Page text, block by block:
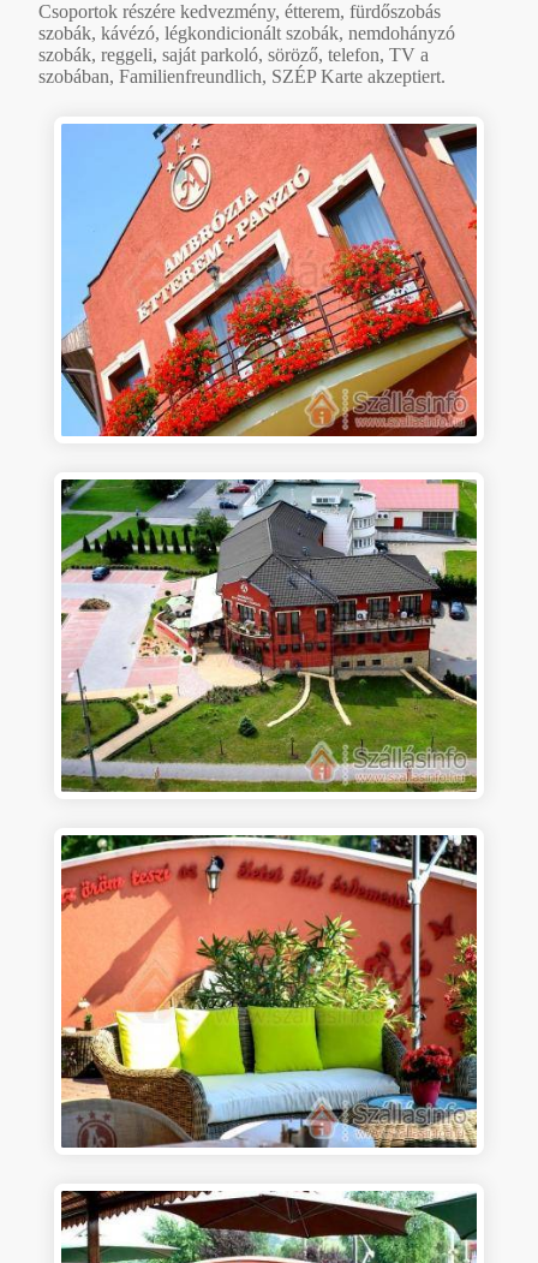
Csoportok részére kedvezmény, étterem, fürdőszobás
szobák, kávézó, légkondicionált szobák, nemdohányzó
szobák, reggeli, saját parkoló, söröző, telefon, TV a
szobában, Familienfreundlich, SZÉP Karte akzeptiert.